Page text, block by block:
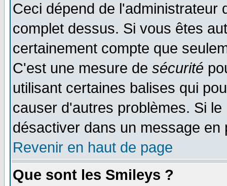
Ceci dépend de l'administrateur
complet dessus. Si vous êtes
certainement compte que
C'est une mesure de sécurité
utilisant certaines balises qui
causer d'autres problèmes. Si
désactiver dans un message
Revenir en haut de page
Que sont les Smileys ?